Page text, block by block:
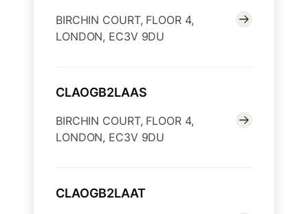
BIRCHIN COURT, FLOOR 4,
LONDON, EC3V 9DU
CLAOGB2LAAS
BIRCHIN COURT, FLOOR 4,
LONDON, EC3V 9DU
CLAOGB2LAAT